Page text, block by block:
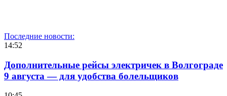
Последние новости:
14:52
Дополнительные рейсы электричек в Волгограде
9 августа — для удобства болельщиков